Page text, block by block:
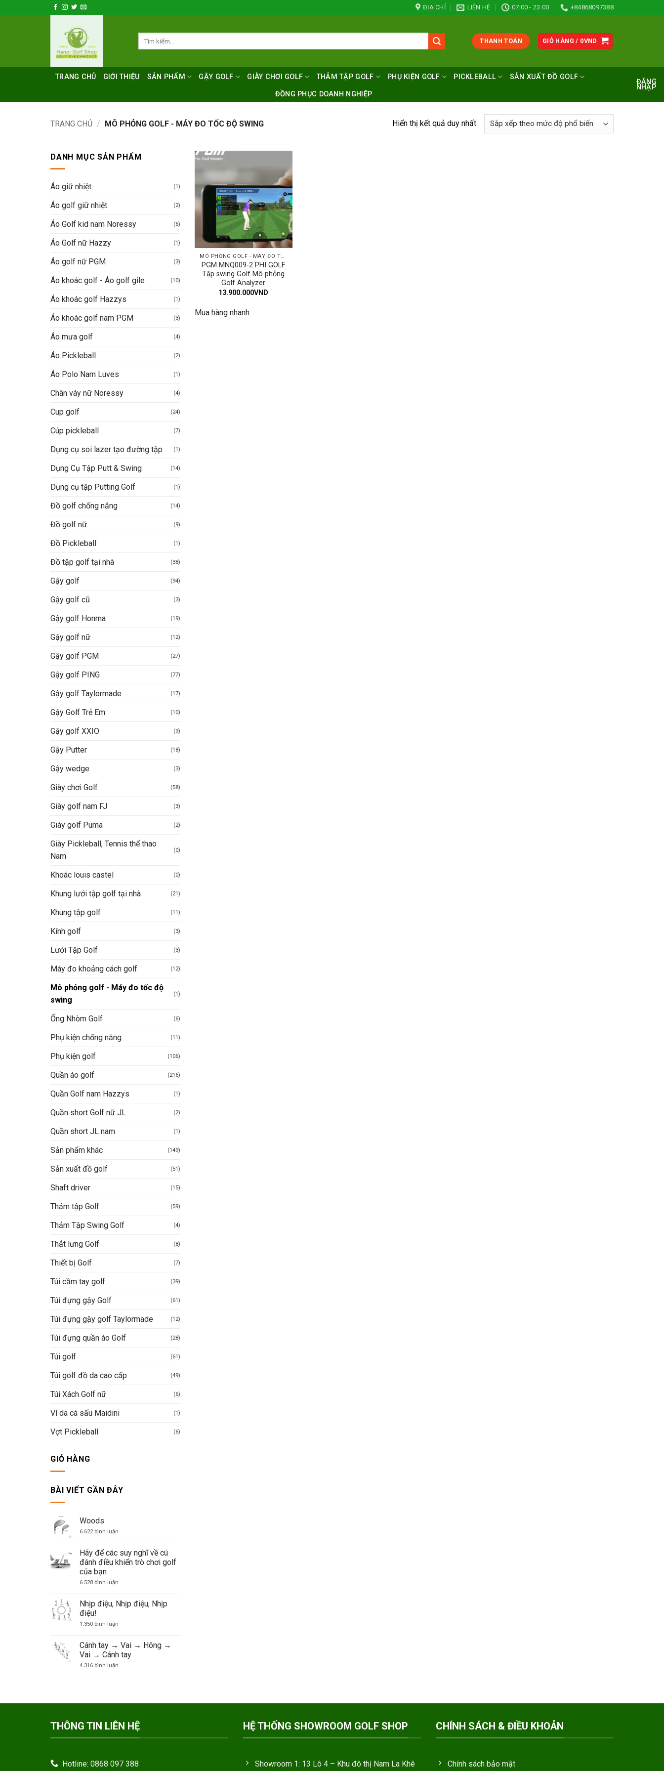
qua
ĐỊA CHỈ LIÊN HỆ 07:00 - 23:00 +84868097388
THANH TOÁN GIỎ HÀNG / 0VND
TRANG CHỦ GIỚI THIỆU SẢN PHẨM GẬY GOLF GIÀY CHƠI GOLF THẢM TẬP GOLF PHỤ KIỆN GOLF PICKLEBALL SẢN XUẤT ĐỒ GOLF
ĐỒNG PHỤC DOANH NGHIỆP
ĐĂNG
NHẬP
TRANG CHỦ / MÔ PHỎNG GOLF - MÁY ĐO TỐC ĐỘ SWING Hiển thị kết quả duy nhất
DANH MỤC SẢN PHẨM
Áo giữ nhiệt (1)
Áo golf giữ nhiệt (2)
Áo Golf kid nam Noressy (6)
Áo Golf nữ Hazzy (1)
Áo golf nữ PGM (3)
Áo khoác golf - Áo golf gile (10)
Áo khoác golf Hazzys (1)
Áo khoác golf nam PGM (3)
Áo mưa golf (4)
Áo Pickleball (2)
Áo Polo Nam Luves (1)
Chân váy nữ Noressy (4)
Cup golf (24)
Cúp pickleball (7)
Dụng cụ soi lazer tạo đường tập (1)
Dụng Cụ Tập Putt & Swing (14)
Dụng cụ tập Putting Golf (1)
Đồ golf chống nắng (14)
Đồ golf nữ (9)
Đồ Pickleball (1)
Đồ tập golf tại nhà (38)
Gậy golf (94)
Gậy golf cũ (3)
Gậy golf Honma (19)
Gậy golf nữ (12)
Gậy golf PGM (27)
Gậy golf PING (77)
Gậy golf Taylormade (17)
Gậy Golf Trẻ Em (10)
Gậy golf XXIO (9)
Gậy Putter (18)
Gậy wedge (3)
Giày chơi Golf (58)
Giày golf nam FJ (3)
Giày golf Puma (2)
Giày Pickleball, Tennis thể thao
Nam
(0)
Khoác louis castel (0)
Khung lưới tập golf tại nhà (21)
Khung tập golf (11)
Kính golf (3)
Lưới Tập Golf (3)
Máy đo khoảng cách golf (12)
Mô phỏng golf - Máy đo tốc độ
swing
(1)
Ống Nhòm Golf (6)
Phụ kiện chống nắng (11)
Phụ kiện golf (106)
Quần áo golf (216)
Quần Golf nam Hazzys (1)
Quần short Golf nữ JL (2)
Quần short JL nam (1)
Sản phẩm khác (149)
Sản xuất đồ golf (51)
Shaft driver (15)
Thảm tập Golf (59)
Thảm Tập Swing Golf (4)
Thắt lưng Golf (8)
Thiết bị Golf (7)
Túi cầm tay golf (39)
Túi đựng gậy Golf (61)
Túi đựng gậy golf Taylormade (12)
Túi đựng quần áo Golf (28)
Túi golf (61)
Túi golf đồ da cao cấp (49)
Túi Xách Golf nữ (6)
Ví da cá sấu Maidini (1)
Vợt Pickleball (6)
GIỎ HÀNG
BÀI VIẾT GẦN ĐÂY
Woods
6.622 bình luận
Hãy để các suy nghĩ về cú
đánh điều khiển trò chơi golf
của bạn
6.528 bình luận
các
suy
khiển
trò
chơi
Nhịp điệu, Nhịp điệu, Nhịp
điệu!
1.350 bình luận
Nhịp
điệu,
Nhịp
Cánh tay → Vai → Hông →
Vai → Cánh tay
4.316 bình luận
Hông
→
Cánh
MÔ PHỎNG GOLF - MÁY ĐO TỐC ĐỘ SWING
PGM MNQ009-2 PHI GOLF
Tập swing Golf Mô phỏng
Golf Analyzer
13.900.000VND
Mua hàng nhanh
THÔNG TIN LIÊN HỆ
Hotline: 0868 097 388
HỆ THỐNG SHOWROOM GOLF SHOP
Showroom 1: 13 Lô 4 – Khu đô thị Nam La Khê
CHÍNH SÁCH & ĐIỀU KHOẢN
Chính sách bảo mật